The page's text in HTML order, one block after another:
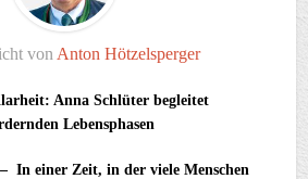
von Anton Hötzelsperger
Anna Schlüter begleitet
Lebensphasen
In einer Zeit, in der viele Menschen